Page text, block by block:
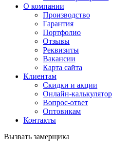
О компании
Производство
Гарантия
Портфолио
Отзывы
Реквизиты
Вакансии
Карта сайта
Клиентам
Скидки и акции
Онлайн-калькулятор
Вопрос-ответ
Оптовикам
Контакты
Вызвать замерщика